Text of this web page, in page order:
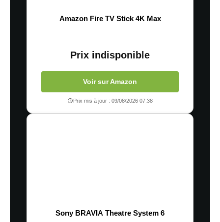
Amazon Fire TV Stick 4K Max
Prix indisponible
Voir sur Amazon
Prix mis à jour : 09/08/2026 07:38
Sony BRAVIA Theatre System 6